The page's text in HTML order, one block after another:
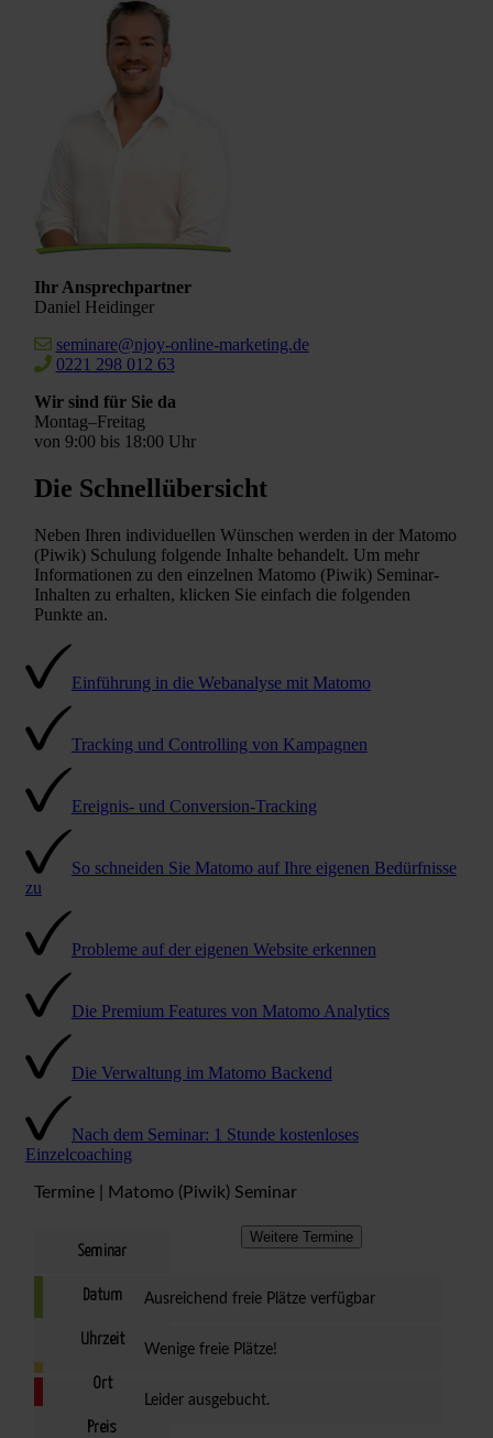
Ihr Ansprechpartner
Daniel Heidinger
seminare@njoy-online-marketing.de
0221 298 012 63
Wir sind für Sie da
Montag–Freitag
von 9:00 bis 18:00 Uhr
Die Schnellübersicht
Neben Ihren individuellen Wünschen werden in der Matomo
(Piwik) Schulung folgende Inhalte behandelt. Um mehr
Informationen zu den einzelnen Matomo (Piwik) Seminar-
Inhalten zu erhalten, klicken Sie einfach die folgenden
Punkte an.
Einführung in die Webanalyse mit Matomo
Tracking und Controlling von Kampagnen
Ereignis- und Conversion-Tracking
So schneiden Sie Matomo auf Ihre eigenen Bedürfnisse
zu
Probleme auf der eigenen Website erkennen
Die Premium Features von Matomo Analytics
Die Verwaltung im Matomo Backend
Nach dem Seminar: 1 Stunde kostenloses
Einzelcoaching
Termine | Matomo (Piwik) Seminar
Seminar
Datum
Uhrzeit
Ort
Preis
Weitere Termine
Ausreichend freie Plätze verfügbar
Wenige freie Plätze!
Leider ausgebucht.